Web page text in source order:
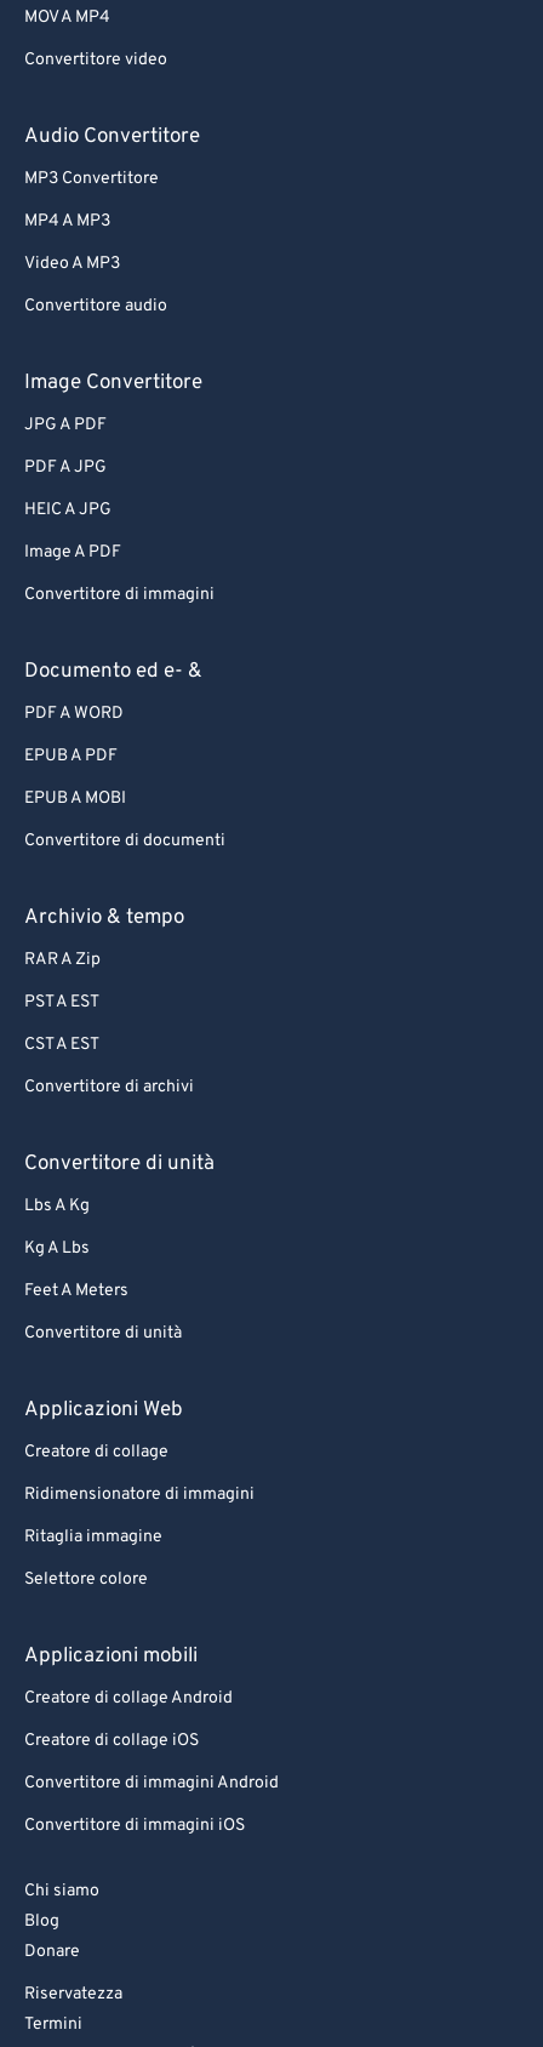
MOV A MP4
Convertitore video
Audio Convertitore
MP3 Convertitore
MP4 A MP3
Video A MP3
Convertitore audio
Image Convertitore
JPG A PDF
PDF A JPG
HEIC A JPG
Image A PDF
Convertitore di immagini
Documento ed e- &
PDF A WORD
EPUB A PDF
EPUB A MOBI
Convertitore di documenti
Archivio & tempo
RAR A Zip
PST A EST
CST A EST
Convertitore di archivi
Convertitore di unità
Lbs A Kg
Kg A Lbs
Feet A Meters
Convertitore di unità
Applicazioni Web
Creatore di collage
Ridimensionatore di immagini
Ritaglia immagine
Selettore colore
Applicazioni mobili
Creatore di collage Android
Creatore di collage iOS
Convertitore di immagini Android
Convertitore di immagini iOS
Chi siamo
Blog
Donare
Riservatezza
Termini